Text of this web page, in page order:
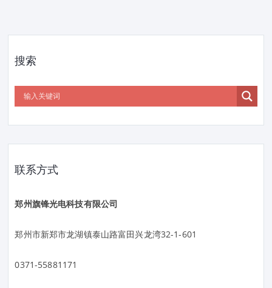
搜索
联系方式
郑州旗锋光电科技有限公司
郑州市新郑市龙湖镇泰山路富田兴龙湾32-1-601
0371-55881171